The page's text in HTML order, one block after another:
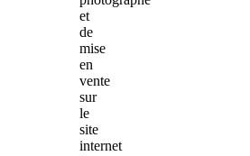
et
de
mise
en
vente
sur
le
site
internet